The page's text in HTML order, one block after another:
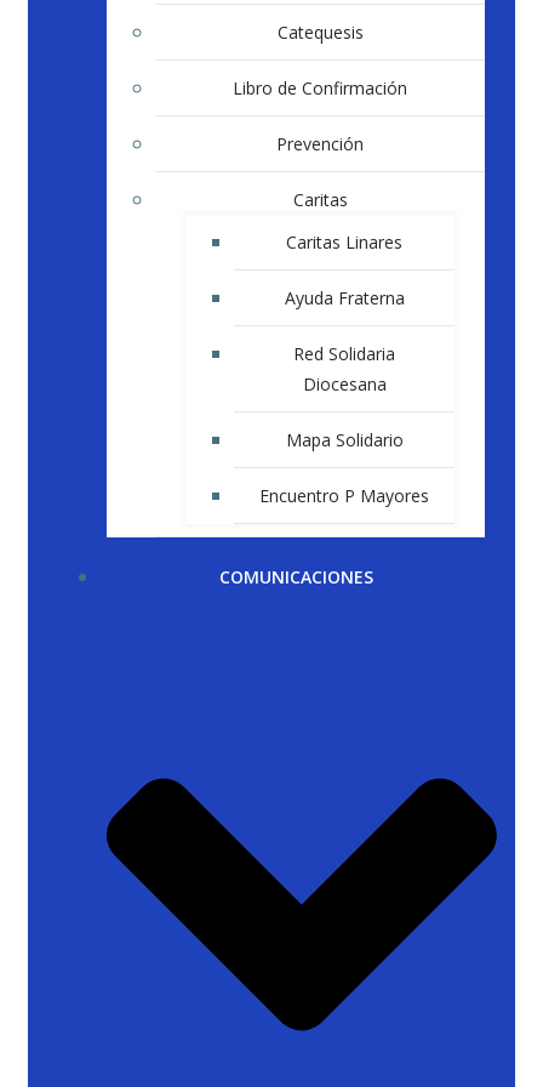
Catequesis
Libro de Confirmación
Prevención
Caritas
Caritas Linares
Ayuda Fraterna
Red Solidaria
Diocesana
Mapa Solidario
Encuentro P Mayores
COMUNICACIONES